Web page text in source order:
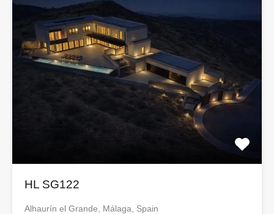
HL SG122
Alhaurín el Grande, Málaga, Spain